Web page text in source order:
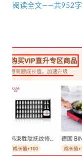
阅读全文——共952字